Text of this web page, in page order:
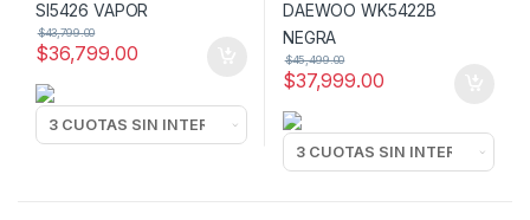
$36,799.00
$43,799.00
$37,999.00
$45,499.00